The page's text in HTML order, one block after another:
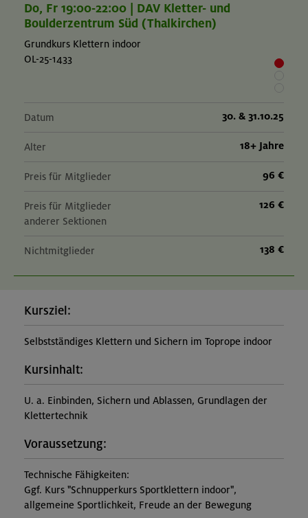
Do, Fr 19:00-22:00 | DAV Kletter- und
Boulderzentrum Süd (Thalkirchen)
Grundkurs Klettern indoor
OL-25-1433
Datum 30. & 31.10.25
Alter 18+ Jahre
Preis für Mitglieder 96 €
Preis für Mitglieder
anderer Sektionen
126 €
Nichtmitglieder 138 €
Kursziel:
Selbstständiges Klettern und Sichern im Toprope indoor
Kursinhalt:
U. a. Einbinden, Sichern und Ablassen, Grundlagen der
Klettertechnik
Voraussetzung:
Technische Fähigkeiten:
Ggf. Kurs "Schnupperkurs Sportklettern indoor",
allgemeine Sportlichkeit, Freude an der Bewegung